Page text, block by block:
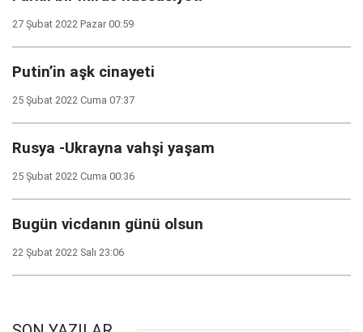
27 Şubat 2022 Pazar 00:59
Putin’in aşk cinayeti
25 Şubat 2022 Cuma 07:37
Rusya -Ukrayna vahşi yaşam
25 Şubat 2022 Cuma 00:36
Bugün vicdanın günü olsun
22 Şubat 2022 Salı 23:06